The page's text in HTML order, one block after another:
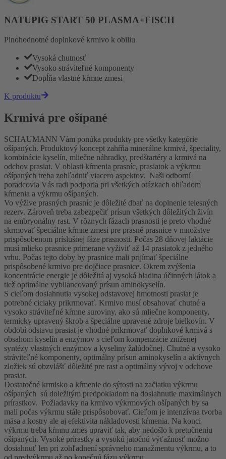
NATUPIG START 50 PLASMA+FISCH
Plnohodnotné doplnkové krmivo k obiliu
Vysoká chutnosť
Vysoko stráviteľné komponenty
Dopĺňa vlastné kŕmne zmesi
K produktu
Krmivá pre ošípané
SCHAUMANN Vám ponúka produkty pre všetky kategórie
ošípaných. Produktový koncept zahŕňa minerálne krmivá, špeciality,
kombinácie kyselín, mliečne náhradky, predštartéry a krmivá na
odchov prasiat. V oblasti kŕmenia prasníc, prasiatok a výkrmu
ošípaných treba zohľadniť viacero aspektov. Naši odborní
poradcovia Vás radi podporia pri všetkých otázkach ohľadom
kŕmenia a výkrmu ošípaných.
Vo výžive prasných prasníc je dôležité dbať na doplnenie telesných
rezerv. Zároveň treba zabezpečiť prísun všetkých dôležitých živín
na embryonálny rast. V rôznych fázach prasnosti je preto vhodné
skrmovať špeciálne kŕmne zmesi pre prasné prasnice v množstve
prispôsobenom príslušnej fáze prasnosti. Počas 28 dňovej laktácie
musí mlieko prasnice primerane vyživiť až 14 prasiatok z jedného
vrhu. Počas tejto doby by prasnice mali prijímať špeciálne
prispôsobené krmivo pre dojčiace prasnice. Okrem zvýšenia
koncentrácie energie je dôležitá aj vysoká hladina účinných látok a
tiež optimálne vybilancovaný prísun aminokyselín.
S cieľom dosiahnutia vysokej odstavovej hmotnosti prasiat je
potrebné ciciaky prikrmovať. Krmivo musí obsahovať chutné a
vysoko stráviteľné kŕmne suroviny, ako sú mliečne komponenty,
termicky upravený škrob a špeciálne upravené zdroje bielkovín. V
období odstavu prasiat je vhodné prikrmovať doplnkové krmivá s
obsahom kyselín a enzýmov s cieľom kompenzácie zníženej
syntézy vlastných enzýmov a kyseliny žalúdočnej. Chutné a vysoko
stráviteľné komponenty, optimálny prísun aminokyselín a aktívnych
zložiek sú obzvlášť dôležité pre rast a optimálny vývoj v odchove
prasiat.
Dostatočné krmisko a kŕmenie do sýtosti na začiatku výkrmu
ošípaných sú doležitým predpokladom na dosiahnutie maximálnych
prírastkov. Požiadavky na krmivo výkrmových ošípaných by sa
mali počas výkrmu stále prispôsobovať. Cieľom je intenzívna tvorba
mäsa a kostry ale aj efektivita nákladovosti kŕmenia. Na konci
výkrmu treba kŕmnu zmes upraviť tak, aby nedošlo k pretučneniu
ošípaných. Vysoké prírastky a vysokú jatočnú výťažnosť možno
dosiahnuť len pri zohľadnení správneho manažmentu výkrmu, a to
od predvýkrmu až po konečnú fázu výkrmu.